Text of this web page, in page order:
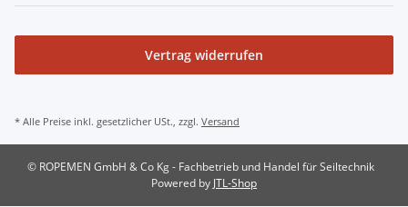
Vertrag widerrufen
* Alle Preise inkl. gesetzlicher USt., zzgl. Versand
© ROPEMEN GmbH & Co Kg - Fachbetrieb und Handel für Seiltechnik
Powered by JTL-Shop